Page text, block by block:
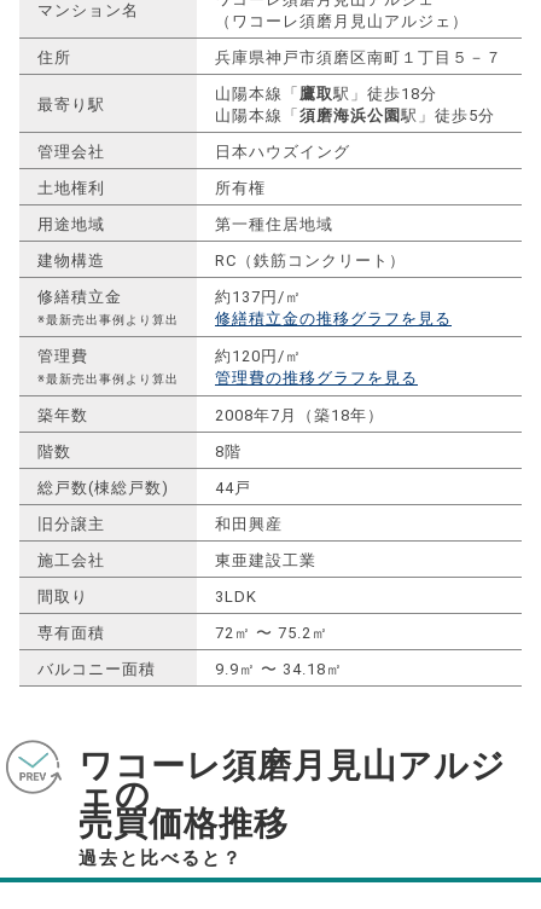
マンション名
（ワコーレ須磨月見山アルジェ）
住所
兵庫県神戸市須磨区南町１丁目５－７
最寄り駅
山陽本線「 鷹取駅」徒歩18分
山陽本線「須磨海浜公園駅」徒歩5分
管理会社
日本ハウズイング
土地権利
所有権
用途地域
第一種住居地域
建物構造
RC（鉄筋コンクリート）
修繕積立金
※最新売出事例より算出
約137円/㎡
修繕積立金の推移グラフを見る
管理費
※最新売出事例より算出
約120円/㎡
管理費の推移グラフを見る
築年数
2008年7月（築18年）
階数
8階
総戸数(棟総戸数)
44戸
旧分譲主
和田興産
施工会社
東亜建設工業
間取り
3LDK
専有面積
72㎡ 〜 75.2㎡
バルコニー面積
9.9㎡ 〜 34.18㎡
ワコーレ須磨月見山アルジ
ェの
売買価格推移
過去と比べると？